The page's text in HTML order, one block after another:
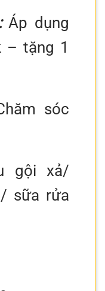
Áp dụng
– tặng 1
sóc
gội xả/
sữa rửa